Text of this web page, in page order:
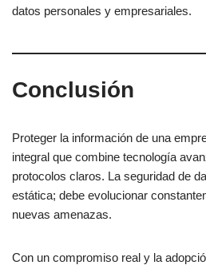
datos personales y empresariales.
Conclusión
Proteger la información de una
integral que combine tecnología
protocolos claros. La seguridad de
estática; debe evolucionar
nuevas amenazas.
Con un compromiso real y la